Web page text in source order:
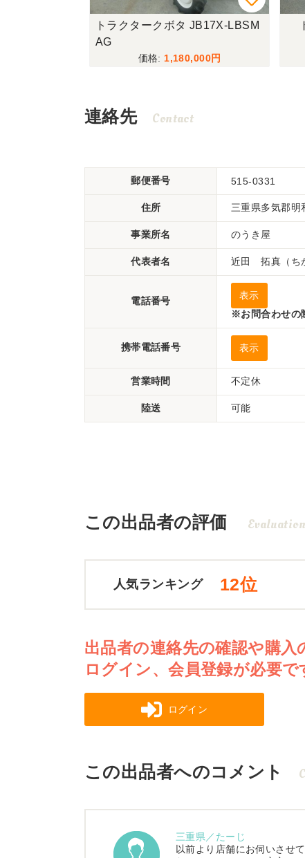
トラクタークボタ JB17X-LBSM
AG
1,180,000
連絡先 Contact
郵便番号 515-0331
住所 三重県多気郡明
事業所名 のうき屋
代表者名 近田 拓真（ち
電話番号
表示
※お問合わせの
携帯電話番号 表示
営業時間 不定休
陸送 可能
この出品者の評価 Evaluation
人気ランキング 12位
出品者の連絡先の確認や購入
ログイン、会員登録が必要で
ログイン
この出品者へのコメント
三重県／たーじ
以前より店舗にお伺いさせ